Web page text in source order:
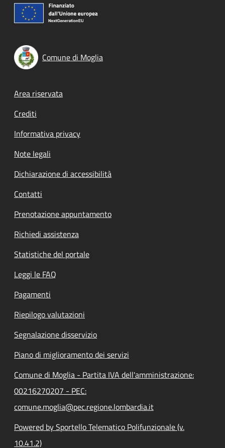
Comune di Moglia
Footer menu
Area riservata
Crediti
Informativa privacy
Note legali
Dichiarazione di accessibilità
Contatti
Prenotazione appuntamento
Richiedi assistenza
Statistiche del portale
Leggi le FAQ
Pagamenti
Riepilogo valutazioni
Segnalazione disservizio
Piano di miglioramento dei servizi
Comune di Moglia - Partita IVA dell'amministrazione:
00216270207 - PEC:
comune.moglia@pec.regione.lombardia.it
Powered by Sportello Telematico Polifunzionale (v.
10.41.2)